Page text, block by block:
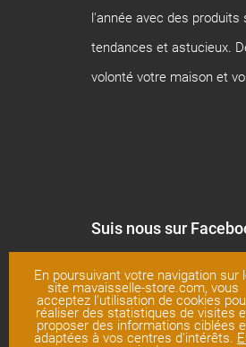
l'année avec des produits
tendances et astucieux.
volonté votre maison et
Suis nous sur
En poursuivant votre navigation sur
site mavaisselle-store.com, vous
acceptez l'utilisation de cookies
réaliser des statistiques de visites
proposer des informations ciblées
adaptées à vos centres d'intérêts.